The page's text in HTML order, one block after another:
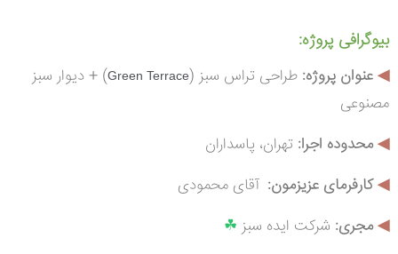
بیوگرافی پروژه:
◀عنوان پروژه: طراحی تراس سبز (
Green Terrace) + دیوار سبز
مصنوعی
◀محدوده اجرا: تهران، پاسداران
◀کارفرمای عزیزمون: آقای محمودی
◀مجری: شرکت ایده سبز ☘